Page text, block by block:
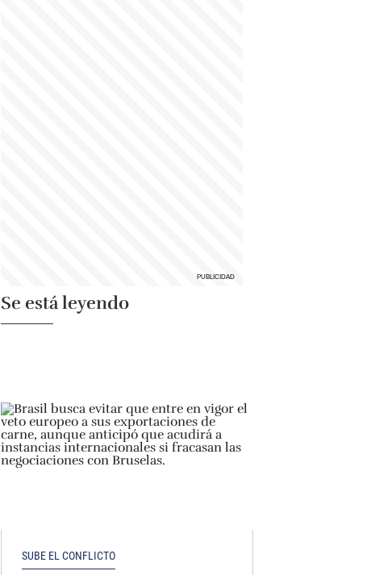
Se está leyendo
SUBE EL CONFLICTO